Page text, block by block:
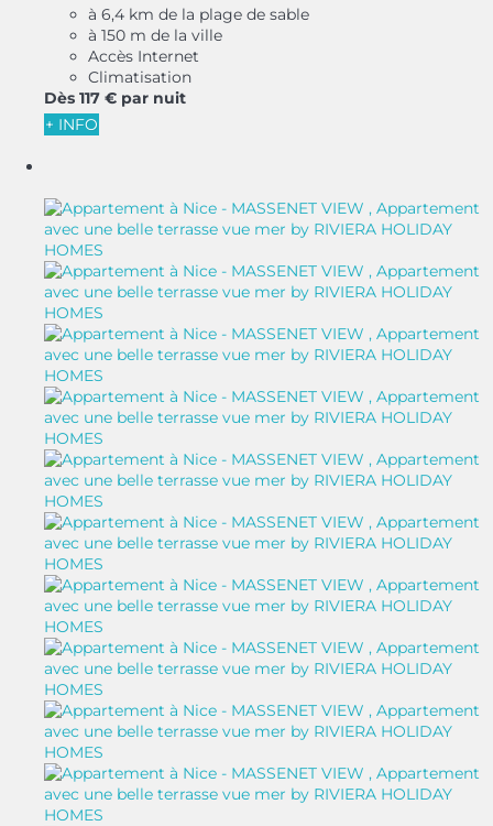
à 6,4 km de la plage de sable
à 150 m de la ville
Accès Internet
Climatisation
Dès 117 € par nuit
+ INFO